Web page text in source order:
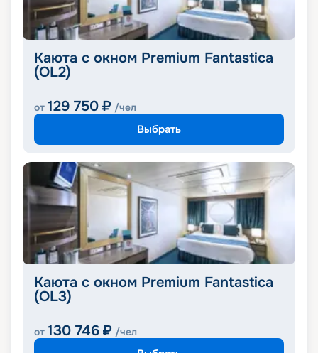
Каюта с окном Premium Fantastica
(OL2)
от 129 750 ₽ /чел
Выбрать
Каюта с окном Premium Fantastica
(OL3)
от 130 746 ₽ /чел